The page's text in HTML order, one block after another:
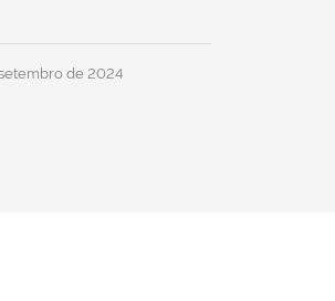
de 2024